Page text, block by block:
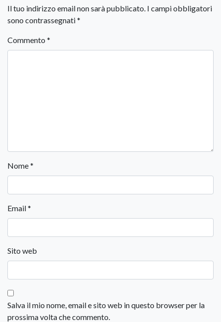
Il tuo indirizzo email non sarà pubblicato. I campi obbligatori
sono contrassegnati*
Commento *
Nome*
Email*
Sito web
Salva il mio nome, email e sito web in questo browser per la
prossima volta che commento.